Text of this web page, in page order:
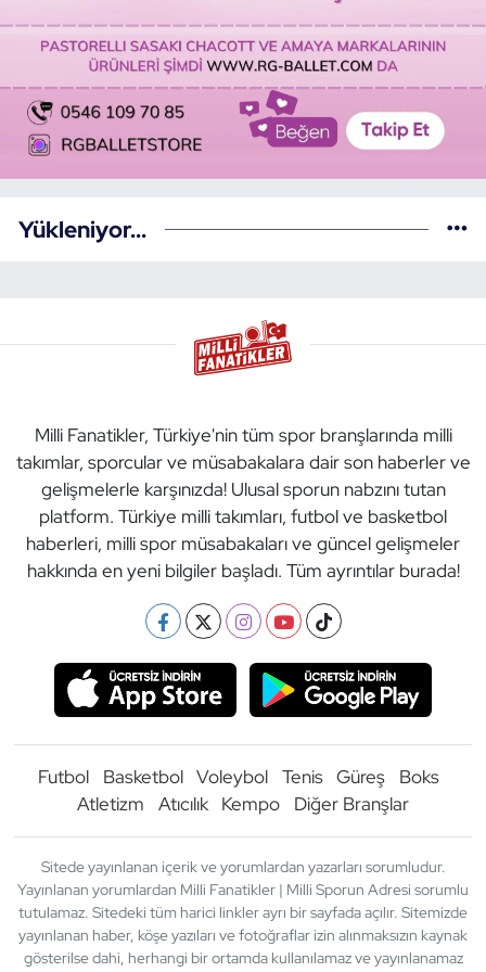
Yükleniyor...
Milli Fanatikler, Türkiye'nin tüm spor branşlarında milli
takımlar, sporcular ve müsabakalara dair son haberler ve
gelişmelerle karşınızda! Ulusal sporun nabzını tutan
platform. Türkiye milli takımları, futbol ve basketbol
haberleri, milli spor müsabakaları ve güncel gelişmeler
hakkında en yeni bilgiler başladı. Tüm ayrıntılar burada!
Futbol Basketbol Voleybol Tenis Güreş
Boks
Atletizm
Atıcılık Kempo Diğer Branşlar
Sitede yayınlanan içerik ve yorumlardan yazarları sorumludur.
Yayınlanan yorumlardan Milli Fanatikler | Milli Sporun Adresi sorumlu
tutulamaz. Sitedeki tüm harici linkler ayrı bir sayfada açılır. Sitemizde
yayınlanan haber, köşe yazıları ve fotoğraflar izin alınmaksızın kaynak
gösterilse dahi, herhangi bir ortamda kullanılamaz ve yayınlanamaz